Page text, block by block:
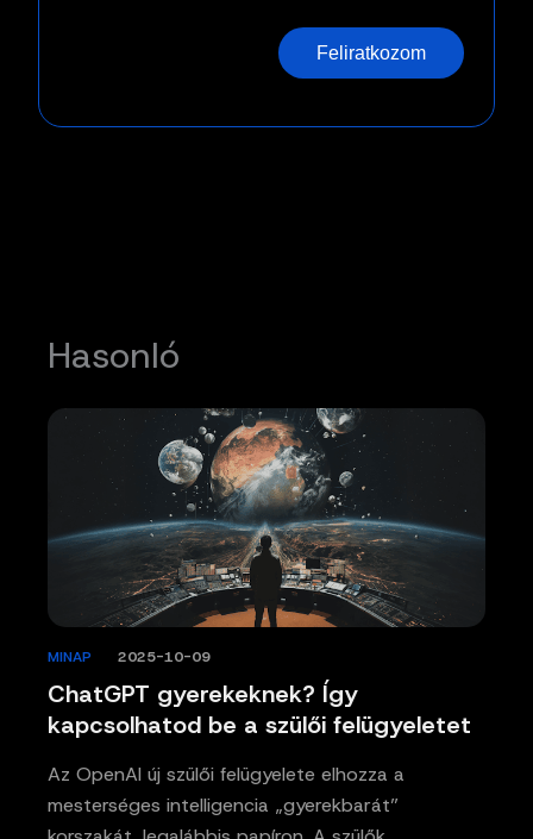
Feliratkozom
Hasonló
ChatGPT gyerekeknek? Így
kapcsolhatod be a szülői felügyeletet
MINAP 2025-10-09
Az OpenAI új szülői felügyelete elhozza a
mesterséges intelligencia „gyerekbarát”